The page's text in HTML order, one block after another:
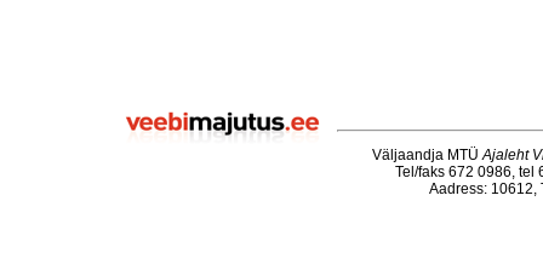
Väljaandja MTÜAjaleht
Tel/faks 672 0986, tel
Aadress: 10612,